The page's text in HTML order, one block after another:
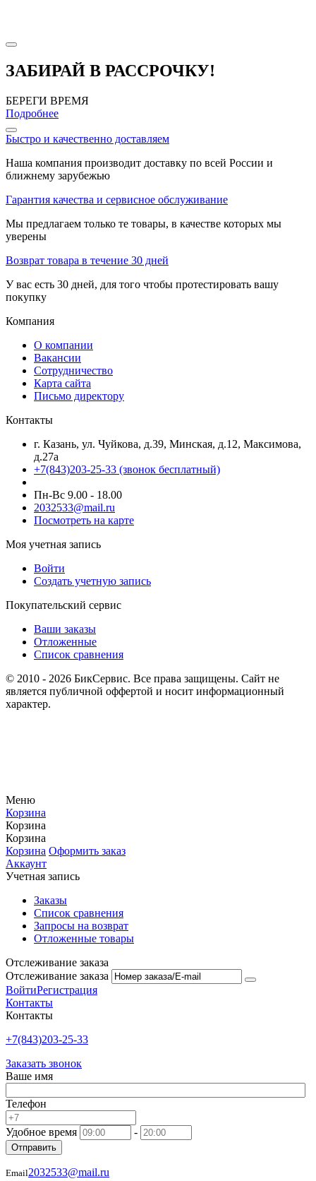
ЗАБИРАЙ В РАССРОЧКУ!
БЕРЕГИ ВРЕМЯ
Подробнее
Быстро и качественно доставляем
Наша компания производит доставку по всей России и
ближнему зарубежью
Гарантия качества и сервисное обслуживание
Мы предлагаем только те товары, в качестве которых мы
уверены
Возврат товара в течение 30 дней
У вас есть 30 дней, для того чтобы протестировать вашу
покупку
Компания
О компании
Вакансии
Сотрудничество
Карта сайта
Письмо директору
Контакты
г. Казань, ул. Чуйкова, д.39, Минская, д.12, Максимова,
д.27а
+7(843)203-25-33 (звонок бесплатный)
Пн-Вс 9.00 - 18.00
2032533@mail.ru
Посмотреть на карте
Моя учетная запись
Войти
Создать учетную запись
Покупательский сервис
Ваши заказы
Отложенные
Список сравнения
© 2010 - 2026 БикСервис. Все права защищены. Сайт не
является публичной оффертой и носит информационный
характер.
Меню
Корзина
Корзина
Корзина
Корзина Оформить заказ
Аккаунт
Учетная запись
Заказы
Список сравнения
Запросы на возврат
Отложенные товары
Отслеживание заказа
Отслеживание заказа
ВойтиРегистрация
Контакты
Контакты
+7(843)203-25-33
Заказать звонок
Ваше имя
Телефон
Удобное время -
Отправить
Email2032533@mail.ru